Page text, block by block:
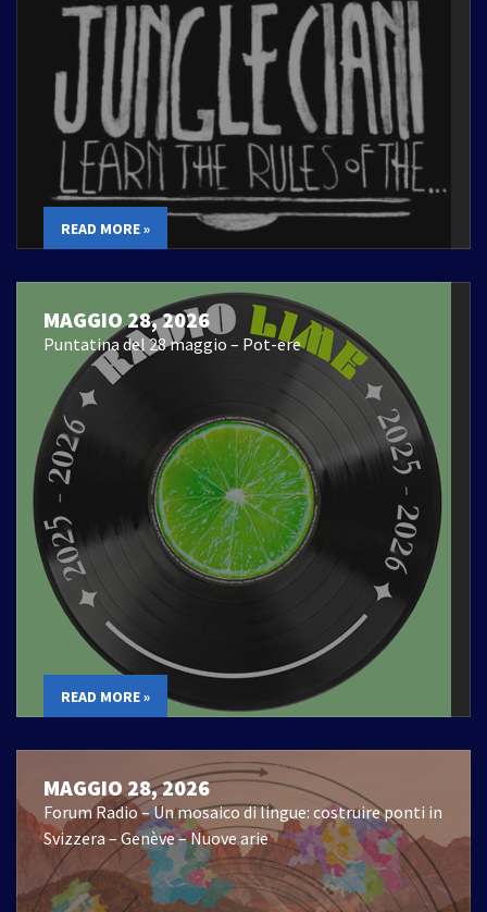
READ MORE »
MAGGIO 28, 2026
Puntatina del 28 maggio – Pot-ere
READ MORE »
MAGGIO 28, 2026
Forum Radio – Un mosaico di lingue: costruire ponti in
Svizzera – Genève – Nuove arie